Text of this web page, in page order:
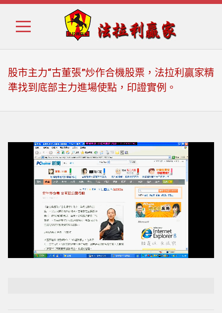
Skip
Skip
股市主力“古董張”炒作合機股票，法拉利贏家精
準找到底部主力進場使點，印證實例。
Loaded:
100.00%
Playback RateUnmute